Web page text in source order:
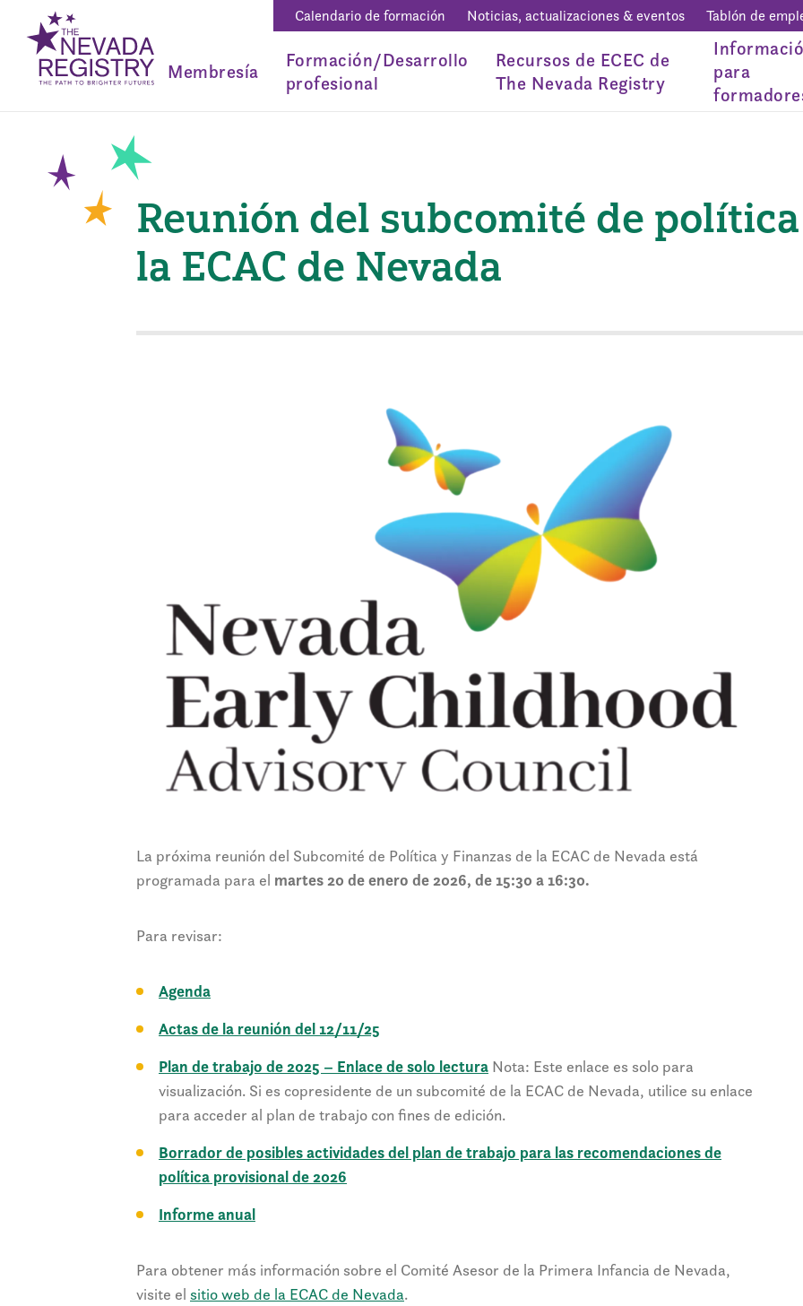
Calendario de formación Noticias, actualizaciones & eventos Tablón de
Membresía
Formación/Desarrollo
profesional
Recursos de ECEC de
The Nevada Registry
para
Reunión del subcomité de
la ECAC de Nevada
La próxima reunión del Subcomité de Política y Finanzas de la ECAC de Nevada está
programada para el martes 20 de enero de 2026, de 15:30 a 16:30.
Para revisar:
Agenda
Actas de la reunión del 12/11/25
Plan de trabajo de 2025 – Enlace de solo lectura Nota: Este enlace es solo para
visualización. Si es copresidente de un subcomité de la ECAC de Nevada, utilice su enlace
para acceder al plan de trabajo con fines de edición.
Borrador de posibles actividades del plan de trabajo para las recomendaciones de
política provisional de 2026
Informe anual
Para obtener más información sobre el Comité Asesor de la Primera Infancia de Nevada,
visite el sitio web de la ECAC de Nevada.